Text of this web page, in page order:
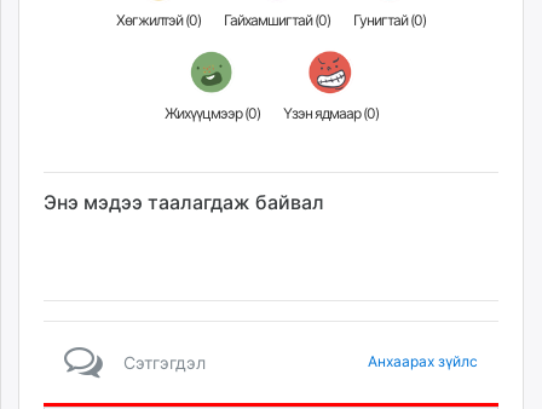
Хөгжилтэй (0) Гайхамшигтай (0) Гунигтай (0)
Жихүүцмээр (0) Үзэн ядмаар (0)
Энэ мэдээ таалагдаж байвал
Сэтгэгдэл Анхаарах зүйлс